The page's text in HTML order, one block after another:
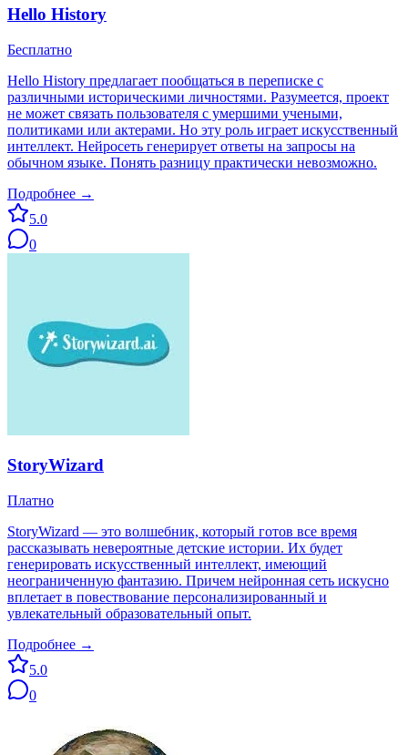
Hello History
Бесплатно
Hello History предлагает пообщаться в переписке с
различными историческими личностями. Разумеется, проект
не может связать пользователя с умершими учеными,
политиками или актерами. Но эту роль играет искусственный
интеллект. Нейросеть генерирует ответы на запросы на
обычном языке. Понять разницу практически невозможно.
Подробнее →
5.0
0
StoryWizard
Платно
StoryWizard — это волшебник, который готов все время
рассказывать невероятные детские истории. Их будет
генерировать искусственный интеллект, имеющий
неограниченную фантазию. Причем нейронная сеть искусно
вплетает в повествование персонализированный и
увлекательный образовательный опыт.
Подробнее →
5.0
0